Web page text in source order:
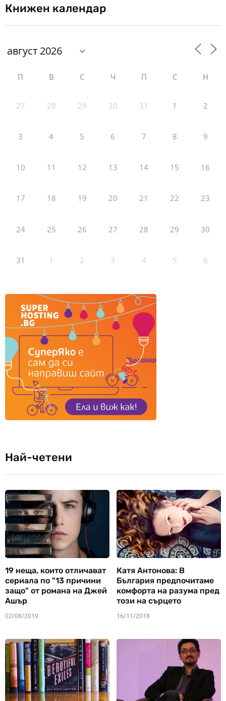
Книжен календар
П В С Ч П С Н
27 28 29 30 31 1 2
3 4 5 6 7 8 9
10 11 12 13 14 15 16
17 18 19 20 21 22 23
24 25 26 27 28 29 30
31 1 2 3 4 5 6
Най-четени
19 неща, които отличават
сериала по "13 причини
защо" от романа на Джей
Ашър
02/08/2019
Катя Антонова: В
България предпочитаме
комфорта на разума пред
този на сърцето
16/11/2018